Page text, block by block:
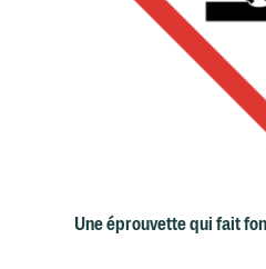
Une éprouvette qui fait